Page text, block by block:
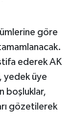
göre
ederek AK
yedek üye
boşluklar,
gözetilerek